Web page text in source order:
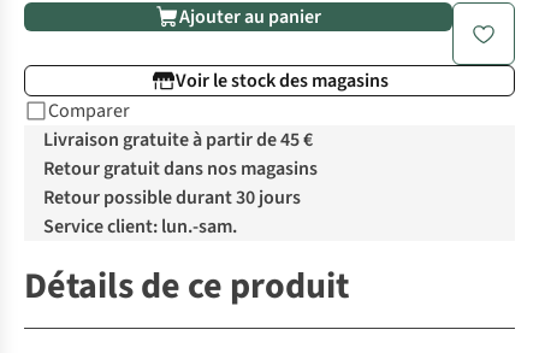
Ajouter au panier
Voir le stock des magasins
Comparer
Livraison gratuite à partir de 45 €
Retour gratuit dans nos magasins
Retour possible durant 30 jours
Service client: lun.-sam.
Détails de ce produit